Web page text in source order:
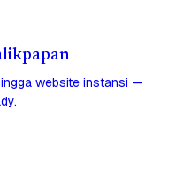
website instansi —